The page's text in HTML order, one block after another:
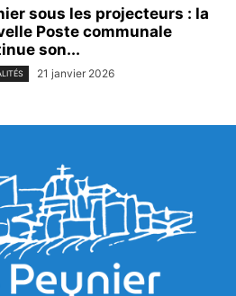
sous les projecteurs : la
Poste communale
son...
21 janvier 2026